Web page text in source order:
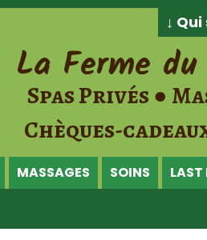
↓
La Ferme
Spas Privés ●
Chèques-
MASSAGES SOINS LAST